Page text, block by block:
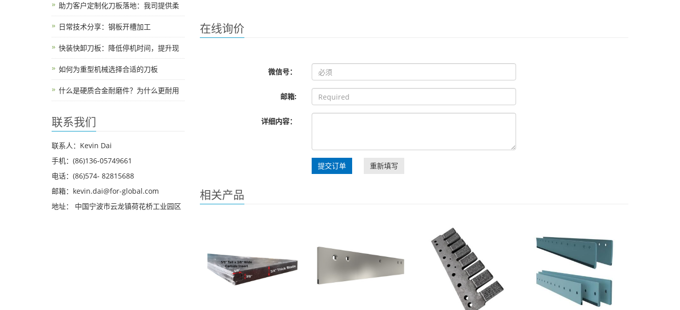
在线询价
微信号：
邮箱:
详细内容：
提交订单 重新填写
相关产品
助力客户定制化刀板落地：我司提供柔
日常技术分享：钢板开槽加工
快装快卸刀板：降低停机时间，提升现
如何为重型机械选择合适的刀板
什么是硬质合金耐磨件？为什么更耐用
联系我们
联系人：Kevin Dai
手机：(86)136-05749661
电话：(86)574- 82815688
邮箱：kevin.dai@for-global.com
地址： 中国宁波市云龙镇荷花桥工业园区